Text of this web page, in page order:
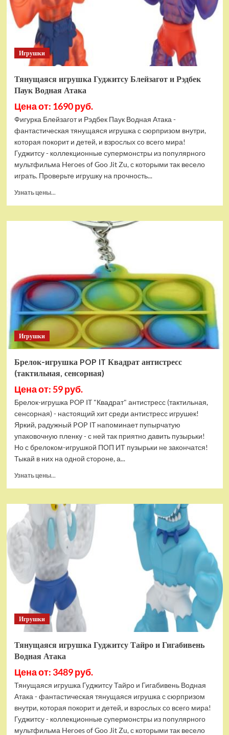
Игрушки
Тянущаяся игрушка Гуджитсу Блейзагот и Рэдбек
Паук Водная Атака
Цена от: 1690 руб.
Фигурка Блейзагот и Рэдбек Паук Водная Атака -
фантастическая тянущаяся игрушка с сюрпризом внутри,
которая покорит и детей, и взрослых со всего мира!
Гуджитсу - коллекционные супермонстры из популярного
мультфильма Heroes of Goo Jit Zu, с которыми так весело
играть. Проверьте игрушку на прочность...
Узнать цены...
Тянущаяся
Паук
Водная
Игрушки
Брелок-игрушка POP IT Квадрат антистресс
(тактильная, сенсорная)
Цена от: 59 руб.
Брелок-игрушка POP IT "Квадрат" антистресс (тактильная,
сенсорная) - настоящий хит среди антистресс игрушек!
Яркий, радужный POP IT напоминает пупырчатую
упаковочную пленку - с ней так приятно давить пузырьки!
Но с брелоком-игрушкой ПОП ИТ пузырьки не закончатся!
Тыкай в них на одной стороне, а...
Узнать цены...
Брелок-
игрушка
POP
Квадрат
антистресс
(тактильная,
сенсорная)
Игрушки
Тянущаяся игрушка Гуджитсу Тайро и Гигабивень
Водная Атака
Цена от: 3489 руб.
Тянущаяся игрушка Гуджитсу Тайро и Гигабивень Водная
Атака - фантастическая тянущаяся игрушка с сюрпризом
внутри, которая покорит и детей, и взрослых со всего мира!
Гуджитсу - коллекционные супермонстры из популярного
мультфильма Heroes of Goo Jit Zu, с которыми так весело